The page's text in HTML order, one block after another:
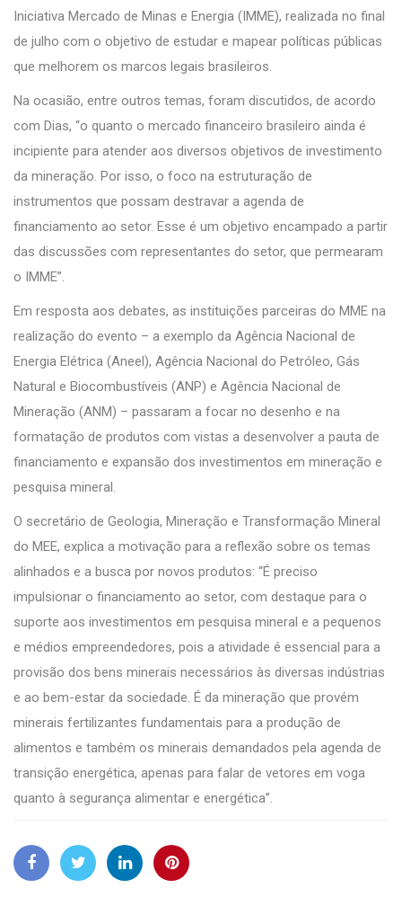
Iniciativa Mercado de Minas e Energia (IMME), realizada no final
de julho com o objetivo de estudar e mapear políticas públicas
que melhorem os marcos legais brasileiros.
Na ocasião, entre outros temas, foram discutidos, de acordo
com Dias, “o quanto o mercado financeiro brasileiro ainda é
incipiente para atender aos diversos objetivos de investimento
da mineração. Por isso, o foco na estruturação de
instrumentos que possam destravar a agenda de
financiamento ao setor. Esse é um objetivo encampado a partir
das discussões com representantes do setor, que permearam
o IMME”.
Em resposta aos debates, as instituições parceiras do MME na
realização do evento – a exemplo da Agência Nacional de
Energia Elétrica (Aneel), Agência Nacional do Petróleo, Gás
Natural e Biocombustíveis (ANP) e Agência Nacional de
Mineração (ANM) – passaram a focar no desenho e na
formatação de produtos com vistas a desenvolver a pauta de
financiamento e expansão dos investimentos em mineração e
pesquisa mineral.
O secretário de Geologia, Mineração e Transformação Mineral
do MEE, explica a motivação para a reflexão sobre os temas
alinhados e a busca por novos produtos: “É preciso
impulsionar o financiamento ao setor, com destaque para o
suporte aos investimentos em pesquisa mineral e a pequenos
e médios empreendedores, pois a atividade é essencial para a
provisão dos bens minerais necessários às diversas indústrias
e ao bem-estar da sociedade. É da mineração que provém
minerais fertilizantes fundamentais para a produção de
alimentos e também os minerais demandados pela agenda de
transição energética, apenas para falar de vetores em voga
quanto à segurança alimentar e energética”.